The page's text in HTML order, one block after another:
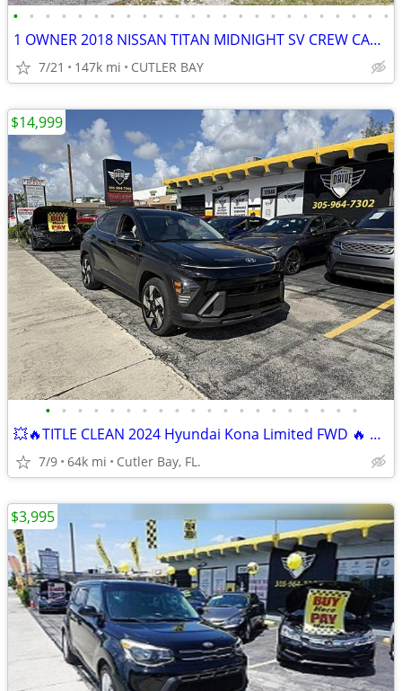
• • • • • • • • • • • • • • • • • • • • • • • •
1 OWNER 2018 NISSAN TITAN MIDNIGHT SV CREW CAB NAVI CAMERA PARK ASSIST
7/21 147k mi CUTLER BAY
• • • • • • • • • • • • • • • • • • • •
💥🔥TITLE CLEAN 2024 Hyundai Kona Limited FWD 🔥 BUY HERE PAY HERE – E
7/9 64k mi Cutler Bay, FL.
$14,999
$3,995